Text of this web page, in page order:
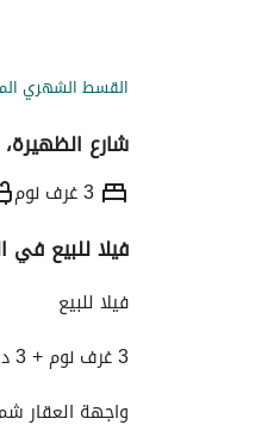
القسط الشهري
شارع
3 غرف نوم
التفاصيل
فيلا للبيع في
فيلا للبيع
3 غرف نوم + 3 دورات مياه
واجهة العقار